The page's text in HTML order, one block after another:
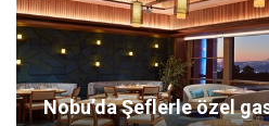
Nobu’da Şeflerle özel